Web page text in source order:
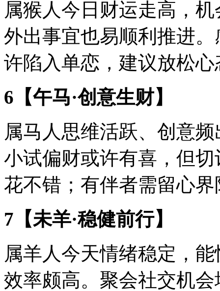
属猴人今日财运走高，
外出事宜也易顺利推进
许陷入单恋，建议放松
6【午马·创意生财】
属马人思维活跃、创意
小试偏财或许有喜，但
花不错；有伴者需留心
7【未羊·稳健前行】
属羊人今天情绪稳定，
效率颇高。聚会社交机